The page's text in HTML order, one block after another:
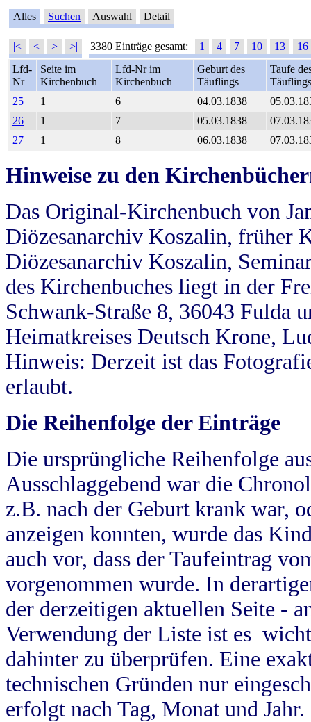
Alles Suchen Auswahl Detail
|< < > >| 3380 Einträge gesamt: 1 4 7 10 13
16
Lfd-
Nr
Seite im
Kirchenbuch
Lfd-Nr im
Kirchenbuch
Geburt des
Täuflings
Taufe
Täuflings
25
1 6 04.03.1838
26
1 7 05.03.1838
27
1 8 06.03.1838
Hinweise zu den
Das Original-Kirchenbuch von
Diözesanarchiv Koszalin, früher
Diözesanarchiv Koszalin,
des Kirchenbuches liegt in der
Schwank-Straße 8, 36043 Fulda
Heimatkreises Deutsch Krone,
Hinweis: Derzeit ist das
erlaubt.
Die Reihenfolge der Einträge
Die ursprüngliche Reihenfolge
Ausschlaggebend war die
z.B. nach der Geburt krank war,
anzeigen konnten, wurde das
auch vor, dass der Taufeintrag
vorgenommen wurde. In
der derzeitigen aktuellen Seite -
Verwendung der Liste ist es
dahinter zu überprüfen. Eine
technischen Gründen nur
erfolgt nach Tag, Monat und Jahr.